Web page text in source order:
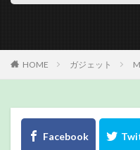
HOME ガジェット